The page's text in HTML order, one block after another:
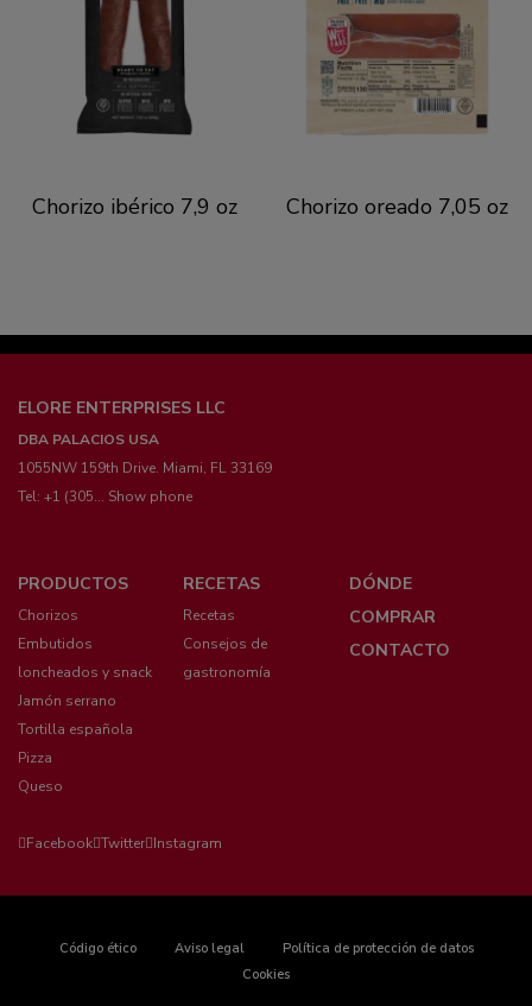
Chorizo ibérico 7,9 oz Chorizo oreado 7,05 oz
ELORE ENTERPRISES LLC
DBA PALACIOS USA
1055NW 159th Drive. Miami, FL 33169
Tel: +1 (305... Show phone
Menú
pie
PRODUCTOS
Chorizos
Embutidos
loncheados y snack
Jamón serrano
Tortilla española
Pizza
Queso
RECETAS
Recetas
Consejos de
gastronomía
DÓNDE
COMPRAR
CONTACTO
Facebook Twitter Instagram
Código ético Aviso legal
Política de protección de datos
Cookies